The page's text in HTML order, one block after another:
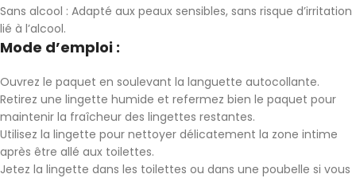
Sans alcool : Adapté aux peaux sensibles, sans risque d’irritation
lié à l’alcool.
Mode d’emploi :
Ouvrez le paquet en soulevant la languette autocollante.
Retirez une lingette humide et refermez bien le paquet pour
maintenir la fraîcheur des lingettes restantes.
Utilisez la lingette pour nettoyer délicatement la zone intime
après être allé aux toilettes.
Jetez la lingette dans les toilettes ou dans une poubelle si vous